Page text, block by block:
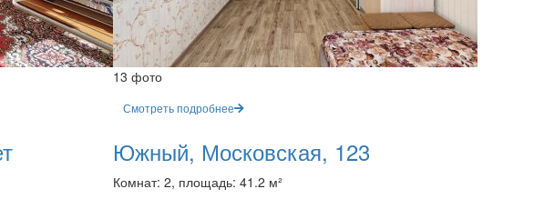
13 фото
Смотреть подробнее
Южный, Московская, 123
Комнат: 2, площадь: 41.2 м²